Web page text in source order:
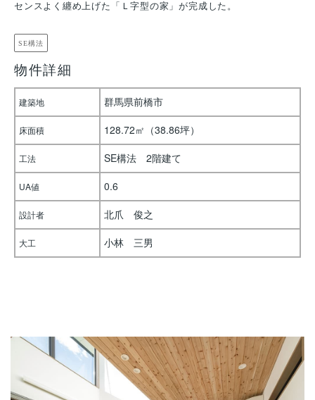
センスよく纏め上げた「Ｌ字型の家」が完成した。
SE構法
物件詳細
建築地 群馬県前橋市
床面積 128.72㎡（38.86坪）
工法 SE構法 2階建て
UA値 0.6
設計者 北爪 俊之
大工 小林 三男